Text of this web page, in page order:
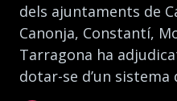
dels ajuntaments de
Canonja, Constantí,
Tarragona ha
dotar-se d’un